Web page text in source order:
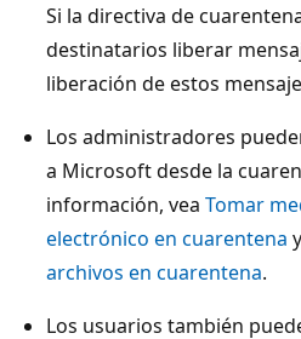
Si la directiva de
destinatarios liberar
liberación de estos
Los administradores
a Microsoft desde la
información, vea Tomar
electrónico en cuarentena y
archivos en cuarentena.
Los usuarios también